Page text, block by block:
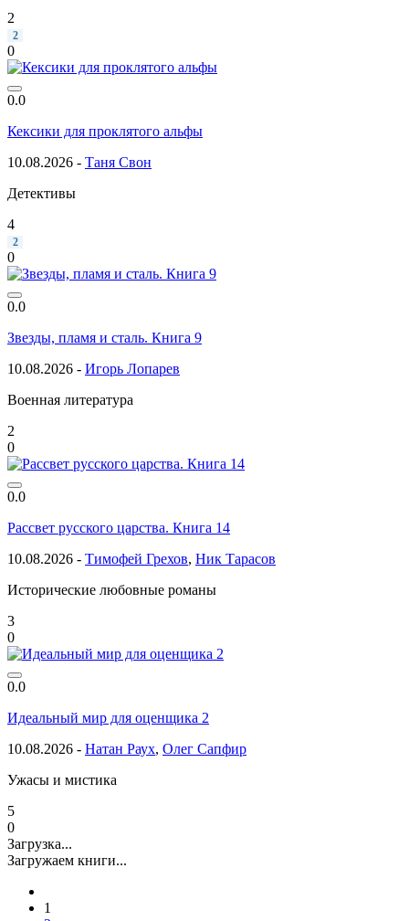
2
2
0
0.0
Кексики для проклятого альфы
10.08.2026 - Таня Свон
Детективы
4
2
0
0.0
Звезды, пламя и сталь. Книга 9
10.08.2026 - Игорь Лопарев
Военная литература
2
0
0.0
Рассвет русского царства. Книга 14
10.08.2026 - Тимофей Грехов, Ник Тарасов
Исторические любовные романы
3
0
0.0
Идеальный мир для оценщика 2
10.08.2026 - Натан Раух, Олег Сапфир
Ужасы и мистика
5
0
Загрузка...
Загружаем книги...
1